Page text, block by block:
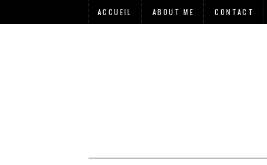
ACCUEIL ABOUT ME CONTACT